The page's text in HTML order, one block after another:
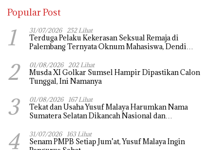
Popular Post
1 31/07/2026 252 Lihat
Terduga Pelaku Kekerasan Seksual Remaja di
Palembang Ternyata Oknum Mahasiswa, Dendi
2 01/08/2026 202 Lihat
Musda XI Golkar Sumsel Hampir Dipastikan Calon
Tunggal, Ini Namanya
3 01/08/2026 167 Lihat
Tekat dan Usaha Yusuf Malaya Harumkan Nama
Sumatera Selatan Dikancah Nasional dan
4 31/07/2026 163 Lihat
Senam PMPB Setiap Jum’at, Yusuf Malaya Ingin